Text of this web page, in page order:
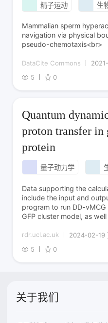
精子运动 生
Mammalian sperm
navigation via physical
pseudo-chemotaxis<br>
DataCite Commons
5
0
Quantum
proton transfer in
protein
量子动力学
Data supporting the
include the input and
program to run DD-
GFP cluster model, as
rdr.ucl.ac.uk
2024-02-19
5
0
关于我们